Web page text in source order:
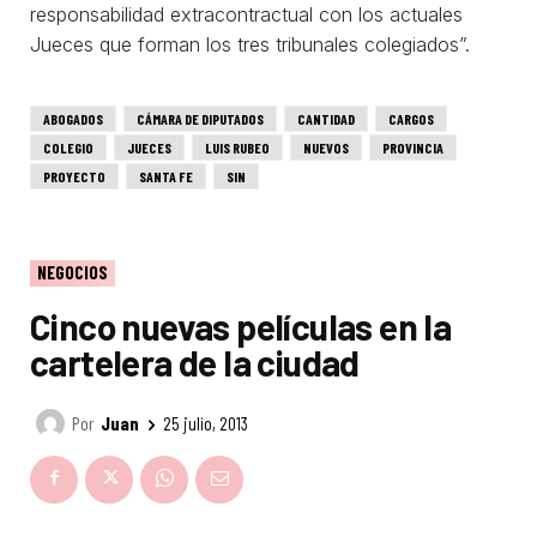
responsabilidad extracontractual con los actuales
Jueces que forman los tres tribunales colegiados”.
ABOGADOS CÁMARA DE DIPUTADOS CANTIDAD
CARGOS
COLEGIO
JUECES LUIS RUBEO NUEVOS
PROVINCIA
PROYECTO
SANTA FE SIN